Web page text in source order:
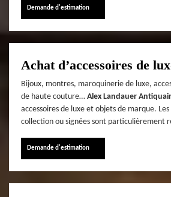
Demande d'estimation
Achat d’accessoires de
Bijoux, montres, maroquinerie de luxe,
de haute couture… Alex Landauer
accessoires de luxe et objets de marque.
collection ou signées sont particulièrement
Demande d'estimation